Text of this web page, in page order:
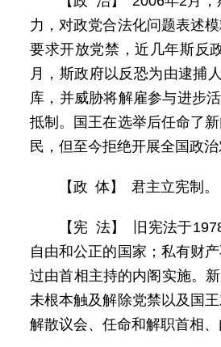
力，对政党合法化问题表述
要求开放党禁，近几年斯反
月，斯政府以反恐为由逮捕
库，并威胁将解雇参与进步
抵制。国王在选举后任命了
民，但至今拒绝开展全国政治
【政 体】 君主立宪制。
【宪 法】 旧宪法于
自由和公正的国家；私有财
过由首相主持的内阁实施。
未根本触及解除党禁以及国
解散议会、任命和解职首相、